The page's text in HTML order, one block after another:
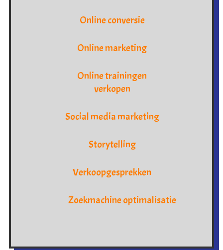
Online conversie
Online marketing
Online trainingen
verkopen
Social media marketing
Storytelling
Verkoopgesprekken
Zoekmachine optimalisatie